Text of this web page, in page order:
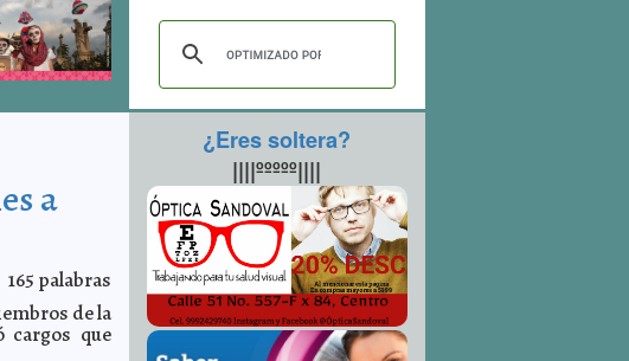
a
165 palabras
de la
cargos que
¿Eres soltera?
||||ººººº||||